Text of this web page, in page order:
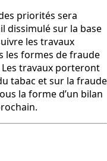
priorités sera
dissimulé sur la base
les travaux
les formes de fraude
Les travaux porteront
tabac et sur la fraude
la forme d’un bilan